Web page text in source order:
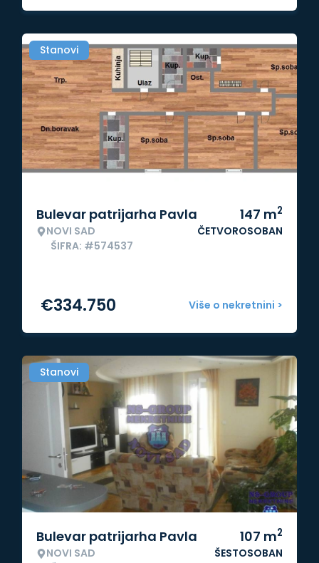
Stanovi
Bulevar patrijarha Pavla
NOVI SAD
ŠIFRA: #574537
147 m2
ČETVOROSOBAN
Više o nekretnini >
€334.750
Stanovi
Bulevar patrijarha Pavla
NOVI SAD
107 m2
ŠESTOSOBAN